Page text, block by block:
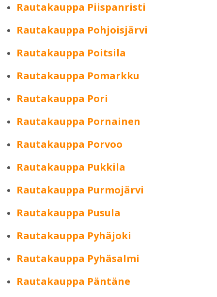
Rautakauppa Piispanristi
Rautakauppa Pohjoisjärvi
Rautakauppa Poitsila
Rautakauppa Pomarkku
Rautakauppa Pori
Rautakauppa Pornainen
Rautakauppa Porvoo
Rautakauppa Pukkila
Rautakauppa Purmojärvi
Rautakauppa Pusula
Rautakauppa Pyhäjoki
Rautakauppa Pyhäsalmi
Rautakauppa Päntäne